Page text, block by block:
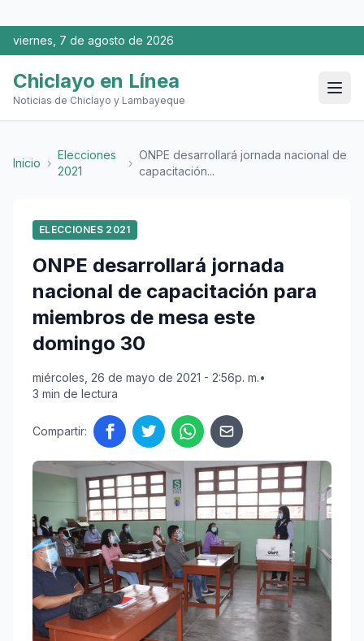
viernes, 7 de agosto de 2026
Chiclayo en Línea
Noticias de Chiclayo y Lambayeque
Inicio ›
Elecciones
2021
›
ONPE desarrollará jornada nacional de
capacitación...
ELECCIONES 2021
ONPE desarrollará jornada
nacional de capacitación para
miembros de mesa este
domingo 30
miércoles, 26 de mayo de 2021 - 2:56p. m.•
3 min de lectura
Compartir: